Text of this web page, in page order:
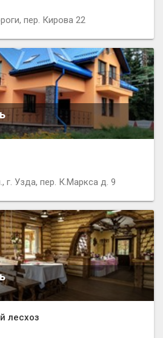
пер. Кирова 22
г. Узда, пер. К.Маркса д. 9
лесхоз